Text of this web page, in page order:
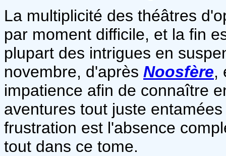
La multiplicité des théâtres
par moment difficile, et la fin
plupart des intrigues en
novembre, d'après Noosfère,
impatience afin de connaître
aventures tout juste
frustration est l'absence
tout dans ce tome.